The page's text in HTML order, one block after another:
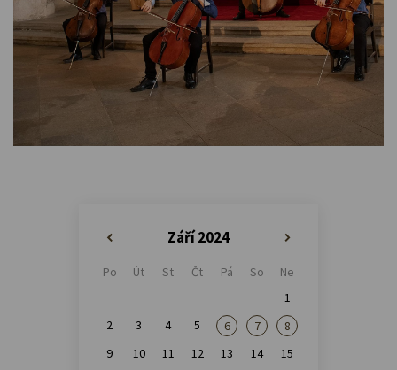
Září 2024
Po Út St Čt Pá So
Ne
1
2
3 4 5 6 7
8
9
10 11 12 13 14
15